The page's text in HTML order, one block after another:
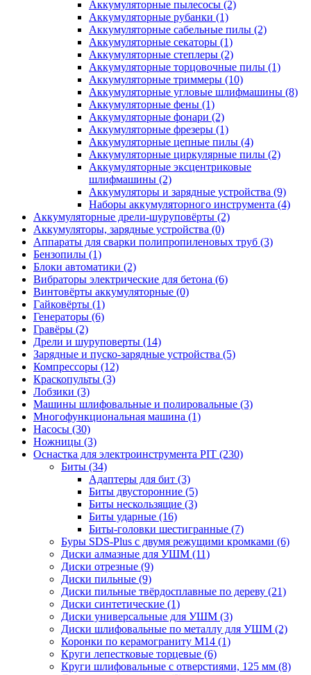
Аккумуляторные пылесосы (2)
Аккумуляторные рубанки (1)
Аккумуляторные сабельные пилы (2)
Аккумуляторные секаторы (1)
Аккумуляторные степлеры (2)
Аккумуляторные торцовочные пилы (1)
Аккумуляторные триммеры (10)
Аккумуляторные угловые шлифмашины (8)
Аккумуляторные фены (1)
Аккумуляторные фонари (2)
Аккумуляторные фрезеры (1)
Аккумуляторные цепные пилы (4)
Аккумуляторные циркулярные пилы (2)
Аккумуляторные эксцентриковые
шлифмашины (2)
Аккумуляторы и зарядные устройства (9)
Наборы аккумуляторного инструмента (4)
Аккумуляторные дрели-шуруповёрты (2)
Аккумуляторы, зарядные устройства (0)
Аппараты для сварки полипропиленовых труб (3)
Бензопилы (1)
Блоки автоматики (2)
Вибраторы электрические для бетона (6)
Винтовёрты аккумуляторные (0)
Гайковёрты (1)
Генераторы (6)
Гравёры (2)
Дрели и шуруповерты (14)
Зарядные и пуско-зарядные устройства (5)
Компрессоры (12)
Краскопульты (3)
Лобзики (3)
Машины шлифовальные и полировальные (3)
Многофункциональная машина (1)
Насосы (30)
Ножницы (3)
Оснастка для электроинструмента PIT (230)
Биты (34)
Адаптеры для бит (3)
Биты двусторонние (5)
Биты нескользящие (3)
Биты ударные (16)
Биты-головки шестигранные (7)
Буры SDS-Plus c двумя режущими кромками (6)
Диски алмазные для УШМ (11)
Диски отрезные (9)
Диски пильные (9)
Диски пильные твёрдосплавные по дереву (21)
Диски синтетические (1)
Диски универсальные для УШМ (3)
Диски шлифовальные по металлу для УШМ (2)
Коронки по керамограниту M14 (1)
Круги лепестковые торцевые (6)
Круги шлифовальные с отверстиями, 125 мм (8)